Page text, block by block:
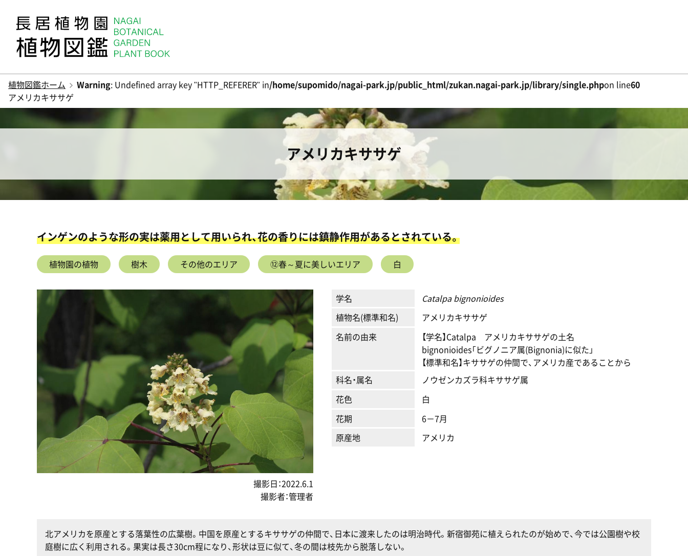
植物図鑑ホーム Warning: Undefined array key "HTTP_REFERER" in/home/supomido/nagai-park.jp/public_html/zukan.nagai-park.jp/library/single.phpon line60
アメリカキササゲ
アメリカキササゲ
インゲンのような形の実は薬用として用いられ、花の香りには鎮静作用があるとされている。
植物園の植物 樹木 その他のエリア ⑫春～夏に美しいエリア 白
撮影日：2022.6.1
撮影者：管理者
学名
Catalpa bignonioides
植物名(標準和名)
アメリカキササゲ
名前の由来
【学名】Catalpa アメリカキササゲの土名
bignonioides「ビグノニア属(Bignonia)に似た」
【標準和名】キササゲの仲間で、アメリカ産であることから
科名・属名
ノウゼンカズラ科キササゲ属
花色
白
花期
6－7月
原産地
アメリカ
北アメリカを原産とする落葉性の広葉樹。中国を原産とするキササゲの仲間で、日本に渡来したのは明治時代。新宿御苑に植えられたのが始めで、今では公園樹や校
庭樹に広く利用される。果実は長さ30cm程になり、形状は豆に似て、冬の間は枝先から脱落しない。